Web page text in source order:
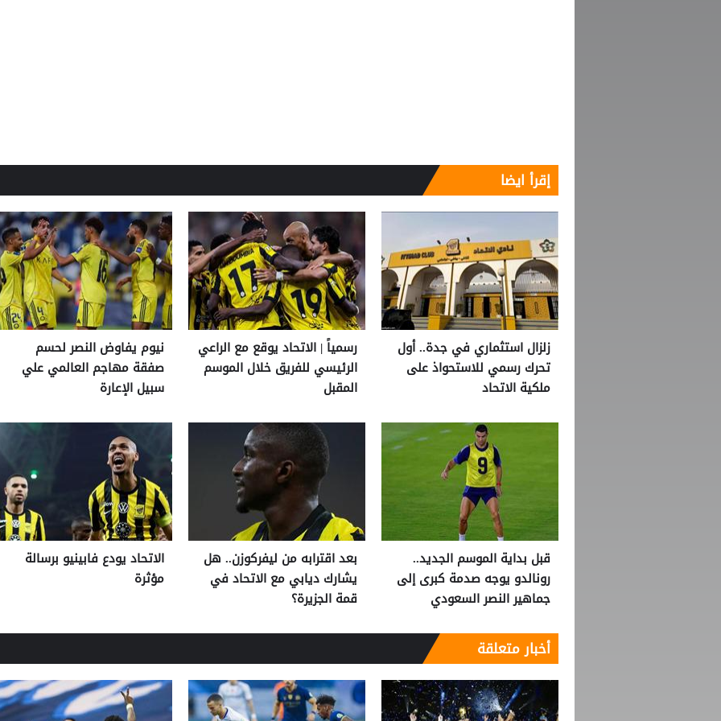
إقرأ ايضا
زلزال استثماري في جدة.. أول
تحرك رسمي للاستحواذ على
ملكية الاتحاد
رسمياً | الاتحاد يوقع مع الراعي
الرئيسي للفريق خلال الموسم
المقبل
نيوم يفاوض النصر لحسم
صفقة مهاجم العالمي علي
سبيل الإعارة
قبل بداية الموسم الجديد..
رونالدو يوجه صدمة كبرى إلى
جماهير النصر السعودي
بعد اقترابه من ليفركوزن.. هل
يشارك ديابي مع الاتحاد في
قمة الجزيرة؟
الاتحاد يودع فابينيو برسالة
مؤثرة
أخبار متعلقة